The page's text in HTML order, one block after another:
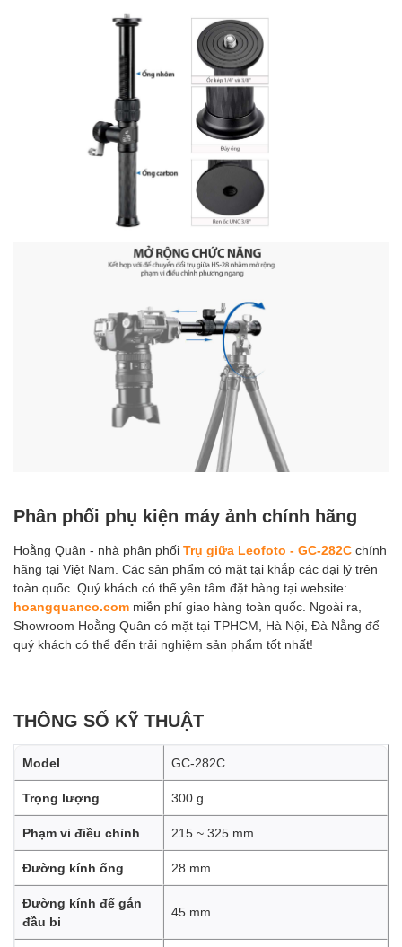
Phân phối phụ kiện máy ảnh chính hãng
Hoằng Quân - nhà phân phối Trụ giữa Leofoto - GC-282C chính
hãng tại Việt Nam. Các sản phẩm có mặt tại khắp các đại lý trên
toàn quốc. Quý khách có thể yên tâm đặt hàng tại website:
hoangquanco.com miễn phí giao hàng toàn quốc. Ngoài ra,
Showroom Hoằng Quân có mặt tại TPHCM, Hà Nội, Đà Nẵng để
quý khách có thể đến trải nghiệm sản phẩm tốt nhất!
THÔNG SỐ KỸ THUẬT
Model GC-282C
Trọng lượng 300 g
Phạm vi điều chỉnh 215 ~ 325 mm
Đường kính ống 28 mm
Đường kính đế gắn
đầu bi
45 mm